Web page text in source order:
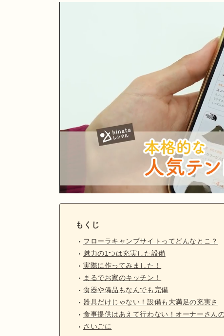
もくじ
フローラキャンプサイトってどんなとこ？
魅力の1つは充実した設備
実際に作ってみました！
まるでお家のキッチン！
食器や備品もなんでも完備
器具だけじゃない！設備も大満足の充実さ
食事提供はあえて行わない！オーナーさん
さいごに